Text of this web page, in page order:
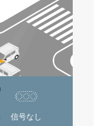
信号なし